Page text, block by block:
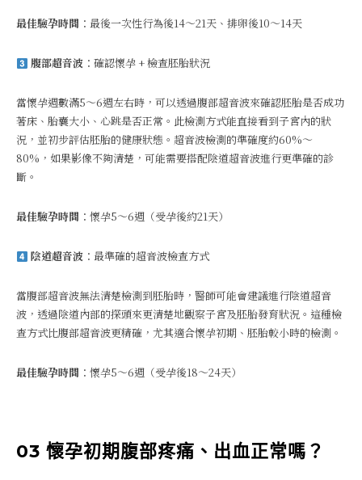
最佳驗孕時間 ：最後一次性行為後14～21天、排卵後10～14天
腹部超音波：確認懷孕 + 檢查胚胎狀況
當懷孕週數滿5～6週左右時，可以透過腹部超音波來確認胚胎是否成功
著床、胎囊大小、心跳是否正常。此檢測方式能直接看到子宮內的狀
況，並初步評估胚胎的健康狀態。超音波檢測的準確度約60%～
80%，如果影像不夠清楚，可能需要搭配陰道超音波進行更準確的診
斷。
最佳驗孕時間 ：懷孕5～6週（受孕後約21天）
陰道超音波：最準確的超音波檢查方式
當腹部超音波無法清楚檢測到胚胎時，醫師可能會建議進行陰道超音
波，透過陰道內部的探頭來更清楚地觀察子宮及胚胎發育狀況。這種檢
查方式比腹部超音波更精確，尤其適合懷孕初期、胚胎較小時的檢測。
最佳驗孕時間 ：懷孕5～6週（受孕後18～24天）
03 懷孕初期腹部疼痛、出血正常嗎？